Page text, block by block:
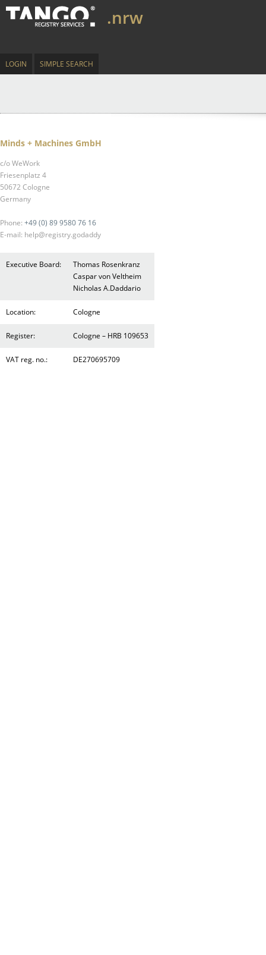
.nrw
LOGIN SIMPLE SEARCH
Minds + Machines GmbH
c/o WeWork
Friesenplatz 4
50672 Cologne
Germany
Phone: +49 (0) 89 9580 76 16
E-mail: help@registry.godaddy
Executive Board:
Thomas Rosenkranz
Caspar von Veltheim
Nicholas A.Daddario
Location: Cologne
Register: Cologne – HRB 109653
VAT reg. no.: DE270695709